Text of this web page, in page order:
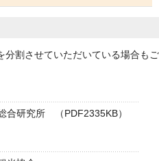
割させていただいている場合もご
合研究所 （PDF2335KB）